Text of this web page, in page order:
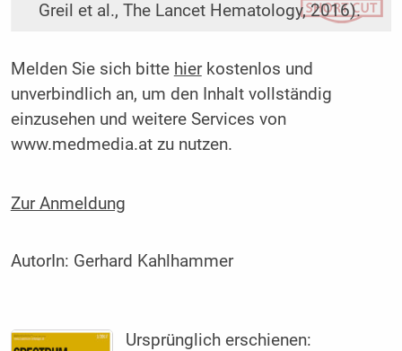
Greil et al., The Lancet Hematology, 2016).
Melden Sie sich bitte hierkostenlos und
unverbindlich an, um den Inhalt vollständig
einzusehen und weitere Services von
www.medmedia.at zu nutzen.
Zur Anmeldung
AutorIn: Gerhard Kahlhammer
Ursprünglich erschienen: